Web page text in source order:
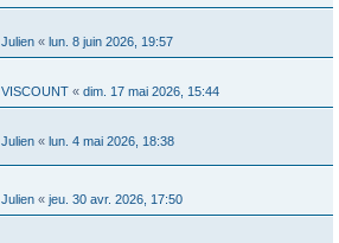
Julien « lun. 8 juin 2026, 19:57
VISCOUNT « dim. 17 mai 2026, 15:44
Julien « lun. 4 mai 2026, 18:38
Julien « jeu. 30 avr. 2026, 17:50